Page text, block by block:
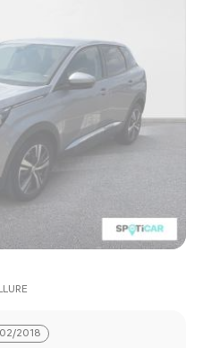
02/2018